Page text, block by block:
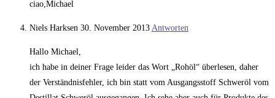
ciao,Michael
Niels Harksen 30. November 2013 Antworten
Hallo Michael,
ich habe in deiner Frage leider das Wort „Rohöl“ überlesen, daher
der Verständnisfehler, ich bin statt vom Ausgangsstoff Schweröl vom